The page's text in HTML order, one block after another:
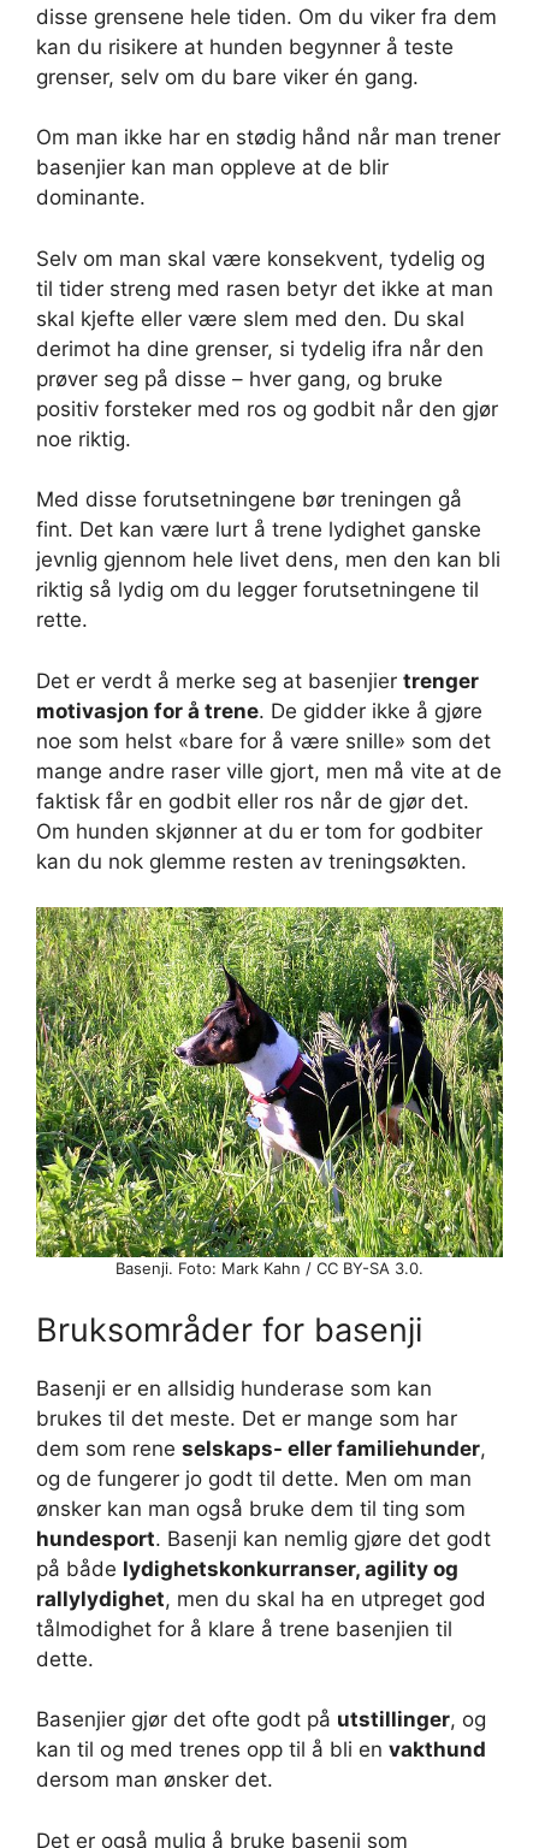
disse grensene hele tiden. Om du viker fra dem
kan du risikere at hunden begynner å teste
grenser, selv om du bare viker én gang.
Om man ikke har en stødig hånd når man trener
basenjier kan man oppleve at de blir
dominante.
Selv om man skal være konsekvent, tydelig og
til tider streng med rasen betyr det ikke at man
skal kjefte eller være slem med den. Du skal
derimot ha dine grenser, si tydelig ifra når den
prøver seg på disse – hver gang, og bruke
positiv forsteker med ros og godbit når den gjør
noe riktig.
Med disse forutsetningene bør treningen gå
fint. Det kan være lurt å trene lydighet ganske
jevnlig gjennom hele livet dens, men den kan bli
riktig så lydig om du legger forutsetningene til
rette.
Det er verdt å merke seg at basenjier trenger
motivasjon for å trene. De gidder ikke å gjøre
noe som helst «bare for å være snille» som det
mange andre raser ville gjort, men må vite at de
faktisk får en godbit eller ros når de gjør det.
Om hunden skjønner at du er tom for godbiter
kan du nok glemme resten av treningsøkten.
Basenji. Foto: Mark Kahn / CC BY-SA 3.0.
Bruksområder for basenji
Basenji er en allsidig hunderase som kan
brukes til det meste. Det er mange som har
dem som rene selskaps- eller familiehunder,
og de fungerer jo godt til dette. Men om man
ønsker kan man også bruke dem til ting som
hundesport. Basenji kan nemlig gjøre det godt
på både lydighetskonkurranser, agility og
rallylydighet, men du skal ha en utpreget god
tålmodighet for å klare å trene basenjien til
dette.
Basenjier gjør det ofte godt på utstillinger, og
kan til og med trenes opp til å bli en vakthund
dersom man ønsker det.
Det er også mulig å bruke basenji som